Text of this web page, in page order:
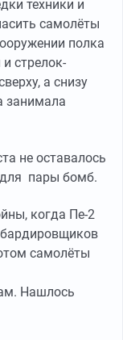
техники и
самолёты
полка
стрелок-
а снизу
занимала
не оставалось
для пары бомб.
когда Пе-2
самолёты
Нашлось